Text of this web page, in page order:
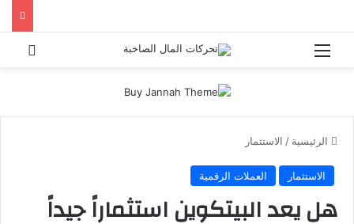
القائمة
الرئيسية / الاستثمار
الاستثمار العملات الرقمية
هل يعد البيتكوين استثماراً جيداً